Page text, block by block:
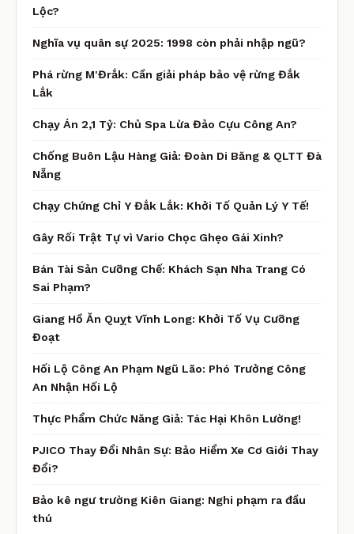
Lộc?
Nghĩa vụ quân sự 2025: 1998 còn phải nhập ngũ?
Phá rừng M'Đrắk: Cần giải pháp bảo vệ rừng Đắk
Lắk
Chạy Án 2,1 Tỷ: Chủ Spa Lừa Đảo Cựu Công An?
Chống Buôn Lậu Hàng Giả: Đoàn Di Băng & QLTT Đà
Nẵng
Chạy Chứng Chỉ Y Đắk Lắk: Khởi Tố Quản Lý Y Tế!
Gây Rối Trật Tự vì Vario Chọc Ghẹo Gái Xinh?
Bán Tài Sản Cưỡng Chế: Khách Sạn Nha Trang Có
Sai Phạm?
Giang Hồ Ăn Quỵt Vĩnh Long: Khởi Tố Vụ Cưỡng
Đoạt
Hối Lộ Công An Phạm Ngũ Lão: Phó Trưởng Công
An Nhận Hối Lộ
Thực Phẩm Chức Năng Giả: Tác Hại Khôn Lường!
PJICO Thay Đổi Nhân Sự: Bảo Hiểm Xe Cơ Giới Thay
Đổi?
Bảo kê ngư trường Kiên Giang: Nghi phạm ra đầu
thú